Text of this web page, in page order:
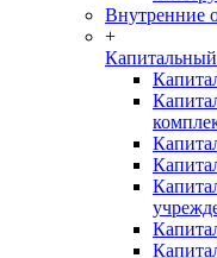
Внутренние
+